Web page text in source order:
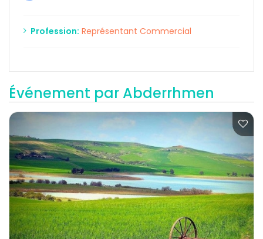
Profession: Représentant Commercial
Événement par Abderrhmen